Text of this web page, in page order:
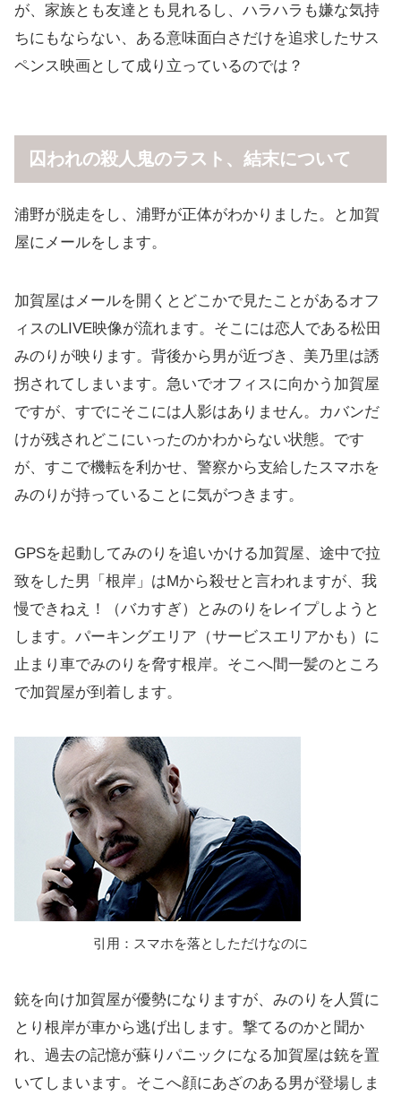
が、家族とも友達とも見れるし、ハラハラも嫌な気持
ちにもならない、ある意味面白さだけを追求したサス
ペンス映画として成り立っているのでは？
囚われの殺人鬼のラスト、結末について
浦野が脱走をし、浦野が正体がわかりました。と加賀
屋にメールをします。
加賀屋はメールを開くとどこかで見たことがあるオフ
ィスのLIVE映像が流れます。そこには恋人である松田
みのりが映ります。背後から男が近づき、美乃里は誘
拐されてしまいます。急いでオフィスに向かう加賀屋
ですが、すでにそこには人影はありません。カバンだ
けが残されどこにいったのかわからない状態。です
が、すこで機転を利かせ、警察から支給したスマホを
みのりが持っていることに気がつきます。
GPSを起動してみのりを追いかける加賀屋、途中で拉
致をした男「根岸」はMから殺せと言われますが、我
慢できねえ！（バカすぎ）とみのりをレイプしようと
します。パーキングエリア（サービスエリアかも）に
止まり車でみのりを脅す根岸。そこへ間一髪のところ
で加賀屋が到着します。
引用：スマホを落としただけなのに
銃を向け加賀屋が優勢になりますが、みのりを人質に
とり根岸が車から逃げ出します。撃てるのかと聞か
れ、過去の記憶が蘇りパニックになる加賀屋は銃を置
いてしまいます。そこへ顔にあざのある男が登場しま